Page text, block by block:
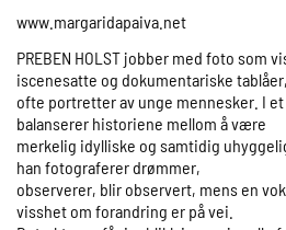
www.margaridapaiva.net
PREBEN HOLST jobber med foto som
iscenesatte og dokumentariske tablåer,
ofte portretter av unge mennesker. I
balanserer historiene mellom å være
merkelig idylliske og samtidig
han fotograferer drømmer,
observerer, blir observert, mens en
visshet om forandring er på vei.